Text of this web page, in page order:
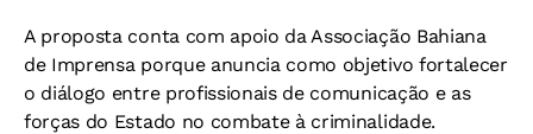
A proposta conta com apoio da Associação Bahiana
de Imprensa porque anuncia como objetivo fortalecer
o diálogo entre profissionais de comunicação e as
forças do Estado no combate à criminalidade.